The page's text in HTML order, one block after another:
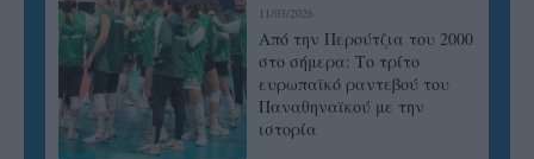
11/03/2026
Από την Περούτζια του 2000
στο σήμερα: Tο τρίτο
ευρωπαϊκό ραντεβού του
Παναθηναϊκού με την
ιστορία